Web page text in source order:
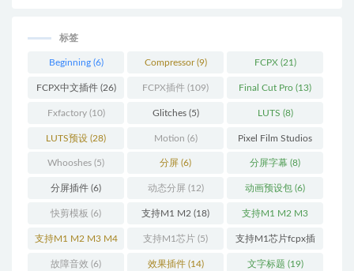
标签
Beginning(6) Compressor(9) FCPX(21)
FCPX中文插件(26) FCPX插件 (109) Final Cut Pro (13)
Fxfactory(10) Glitches(5) LUTS (8)
LUTS预设 (28) Motion (6) Pixel Film Studios
(11)
Whooshes (5) 分屏 (6) 分屏字幕 (8)
分屏插件 (6) 动态分屏(12) 动画预设包 (6)
快剪模板 (6) 支持M1 M2 (18) 支持M1 M2 M3
(25)
支持M1 M2 M3 M4
(25)
支持M1芯片 (5) 支持M1芯片fcpx插
件(460)
故障音效 (6) 效果插件(14) 文字标题 (19)